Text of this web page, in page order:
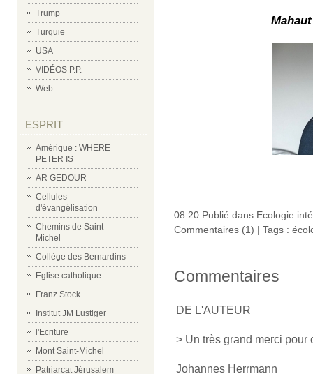
Trump
Turquie
USA
VIDÉOS P.P.
Web
ESPRIT
Amérique : WHERE
PETER IS
AR GEDOUR
Cellules
d'évangélisation
Chemins de Saint
Michel
Collège des Bernardins
Eglise catholique
Franz Stock
Institut JM Lustiger
l'Ecriture
Mont Saint-Michel
Patriarcat Jérusalem
08:20 Publié dans Ecologie
Commentaires (1) | Tags :
Commentaires
DE L'AUTEUR
> Un très grand merci pour
Johannes Herrmann